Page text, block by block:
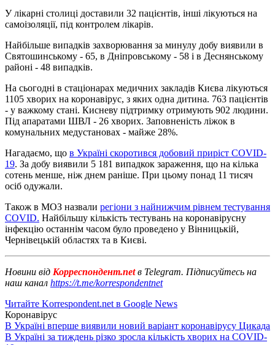
У лікарні столиці доставили 32 пацієнтів, інші лікуються на
самоізоляції, під контролем лікарів.
Найбільше випадків захворювання за минулу добу виявили в
Святошинському - 65, в Дніпровському - 58 і в Деснянському
районі - 48 випадків.
На сьогодні в стаціонарах медичних закладів Києва лікуються
1105 хворих на коронавірус, з яких одна дитина. 763 пацієнтів
- у важкому стані. Кисневу підтримку отримують 902 людини.
Під апаратами ШВЛ - 26 хворих. Заповненість ліжок в
комунальних медустановах - майже 28%.
Нагадаємо, що в Україні скоротився добовий приріст COVID-
19. За добу виявили 5 181 випадкок зараження, що на кілька
сотень менше, ніж днем ​​раніше. При цьому понад 11 тисяч
осіб одужали.
Також в МОЗ назвали регіони з найнижчим рівнем тестування
COVID. Найбільшу кількість тестувань на коронавірусну
інфекцію останнім часом було проведено у Вінницькій,
Чернівецькій областях та в Києві.
Новини від Корреспондент.netв Telegram. Підписуйтесь на
наш канал https://t.me/korrespondentnet
Читайте Korrespondent.net в Google News
Коронавірус
В Україні вперше виявили новий варіант коронавірусу Цикада
В Україні за тиждень різко зросла кількість хворих на COVID-